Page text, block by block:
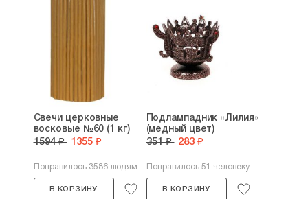
Свечи церковные
восковые №60 (1 кг)
1594 ₽ 1355 ₽
Понравилось 3586 людям
В КОРЗИНУ
Подлампадник «Лилия»
(медный цвет)
351 ₽ 283 ₽
Понравилось 51 человеку
В КОРЗИНУ